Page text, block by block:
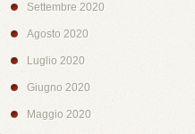
Settembre 2020
Agosto 2020
Luglio 2020
Giugno 2020
Maggio 2020